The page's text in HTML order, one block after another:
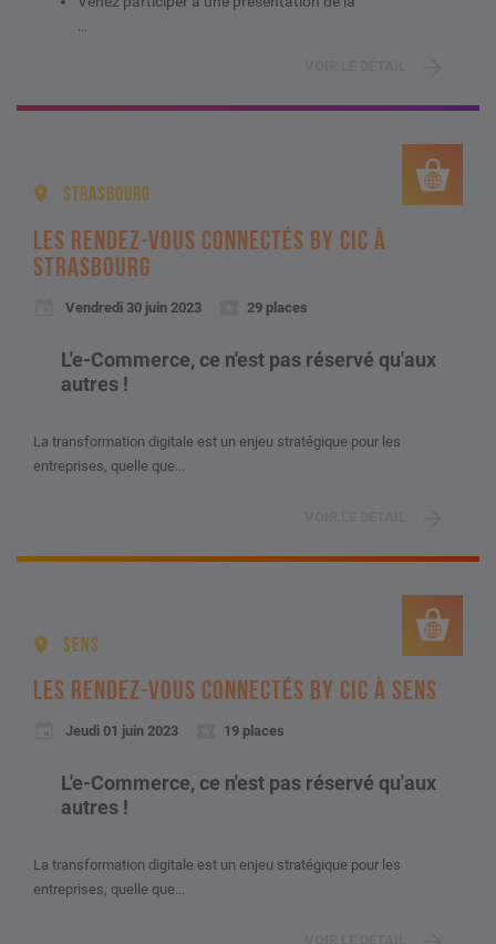
...
STRASBOURG
LES RENDEZ-VOUS CONNECTÉS BY CIC À
STRASBOURG
Vendredi 30 juin 2023 29 places
L'e-Commerce, ce n'est pas réservé qu'aux
autres !
La transformation digitale est un enjeu stratégique pour les
entreprises, quelle que...
SENS
LES RENDEZ-VOUS CONNECTÉS BY CIC À SENS
Jeudi 01 juin 2023 19 places
L'e-Commerce, ce n'est pas réservé qu'aux
autres !
La transformation digitale est un enjeu stratégique pour les
entreprises, quelle que...